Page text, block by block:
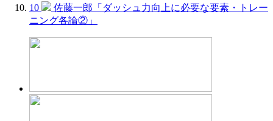
10
佐藤一郎「ダッシュ力向上に必要な要素・トレー
ニング各論②」